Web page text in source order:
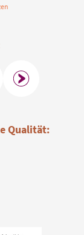
Qualität: